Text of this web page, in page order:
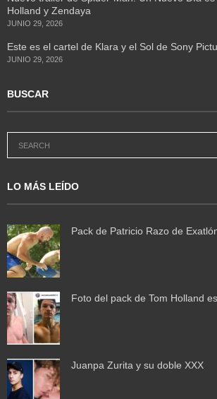
Holland y Zendaya
JUNIO 29, 2026
Este es el cartel de Klara y el Sol de Sony
JUNIO 29, 2026
BUSCAR
LO MÁS LEÍDO
Pack de Patricio Razo de
Foto del pack de Tom Holland
Juanpa Zurita y su doble XXX